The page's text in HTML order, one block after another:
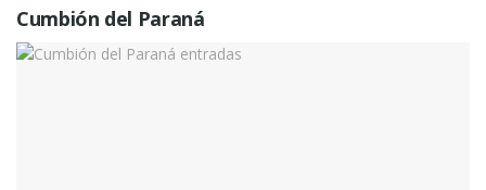
Cumbión del Paraná